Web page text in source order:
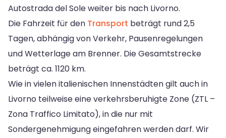
Autostrada del Sole weiter bis nach Livorno.
Die Fahrzeit für den Transport beträgt rund 2,5
Tagen, abhängig von Verkehr, Pausenregelungen
und Wetterlage am Brenner. Die Gesamtstrecke
beträgt ca. 1120 km.
Wie in vielen italienischen Innenstädten gilt auch in
Livorno teilweise eine verkehrsberuhigte Zone (ZTL –
Zona Traffico Limitato), in die nur mit
Sondergenehmigung eingefahren werden darf. Wir